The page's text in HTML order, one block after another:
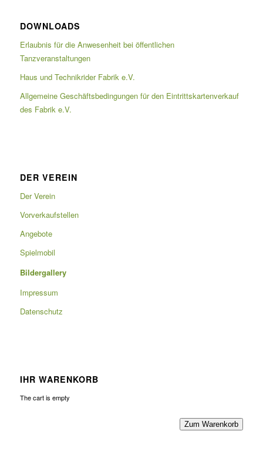
DOWNLOADS
Erlaubnis für die Anwesenheit bei öffentlichen
Tanzveranstaltungen
Haus und Technikrider Fabrik e.V.
Allgemeine Geschäftsbedingungen für den Eintrittskartenverkauf
des Fabrik e.V.
DER VEREIN
Der Verein
Vorverkaufstellen
Angebote
Spielmobil
Bildergallery
Impressum
Datenschutz
IHR WARENKORB
The cart is empty
Zum Warenkorb